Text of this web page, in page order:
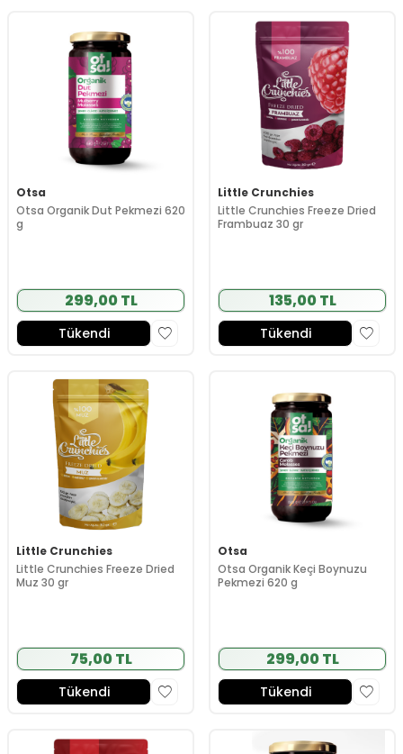
Otsa
Otsa Organik Dut Pekmezi 620
g
299,00 TL
Tükendi
Little Crunchies
Little Crunchies Freeze Dried
Frambuaz 30 gr
135,00 TL
Tükendi
Little Crunchies
Little Crunchies Freeze Dried
Muz 30 gr
75,00 TL
Tükendi
Otsa
Otsa Organik Keçi Boynuzu
Pekmezi 620 g
299,00 TL
Tükendi